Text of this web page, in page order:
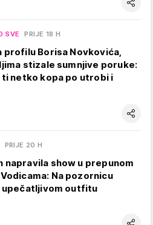
SVE PRIJE 18 H
profilu Borisa Novkovića,
stizale sumnjive poruke:
ti netko kopa po utrobi i
PRIJE 20 H
napravila show u prepunom
Na pozornicu
upečatljivom outfitu